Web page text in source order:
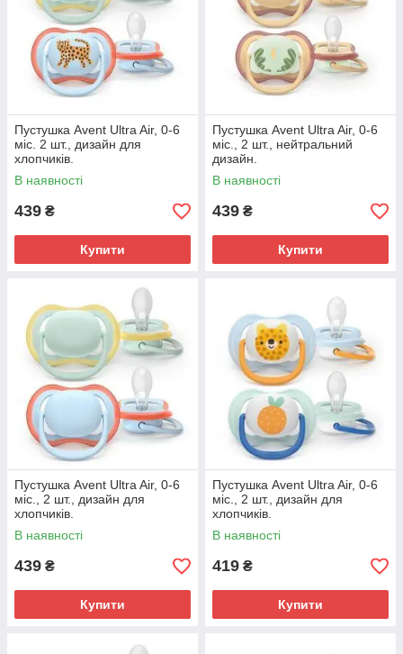
Пустушка Avent Ultra Air, 0-6
міс. 2 шт., дизайн для
хлопчиків.
В наявності
439 ₴
Купити
Пустушка Avent Ultra Air, 0-6
міс., 2 шт., нейтральний
дизайн.
В наявності
439 ₴
Купити
Пустушка Avent Ultra Air, 0-6
міс., 2 шт., дизайн для
хлопчиків.
В наявності
439 ₴
Купити
Пустушка Avent Ultra Air, 0-6
міс., 2 шт., дизайн для
хлопчиків.
В наявності
419 ₴
Купити